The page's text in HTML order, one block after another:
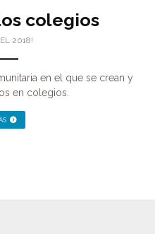
colegios
2018!
en el que se crean y
en colegios.